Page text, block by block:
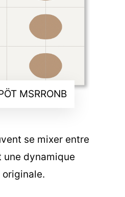
MSRRONB
se mixer entre
dynamique
originale.